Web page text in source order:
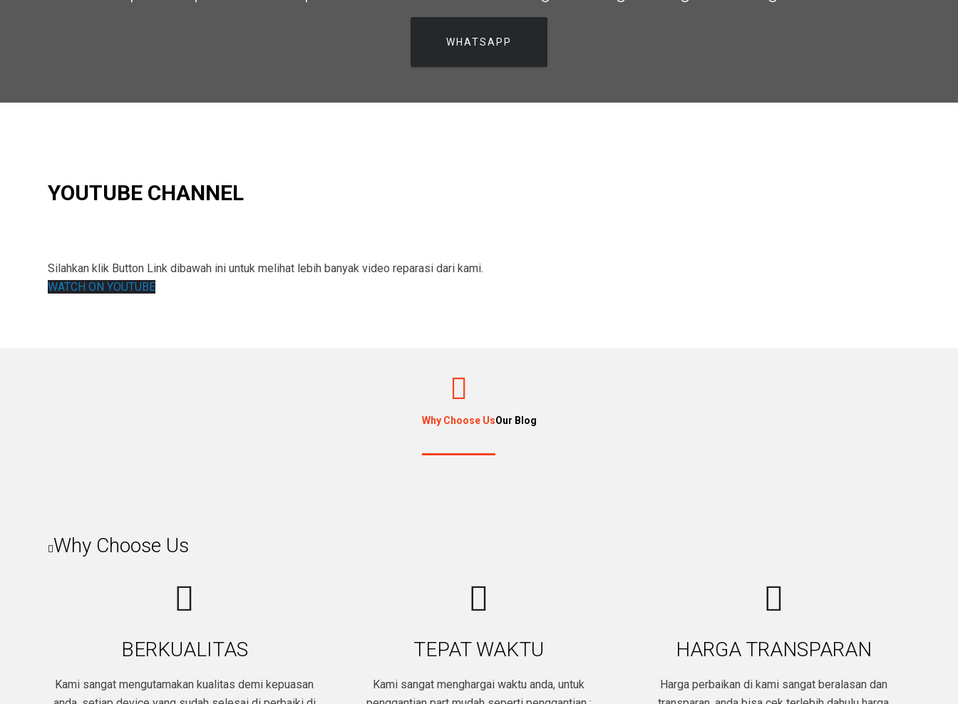
WHATSAPP
YOUTUBE CHANNEL
Silahkan klik Button Link dibawah ini untuk melihat lebih banyak video reparasi dari kami.
WATCH ON YOUTUBE
Why Choose UsOur Blog
Why Choose Us
BERKUALITAS
Kami sangat mengutamakan kualitas demi kepuasan
TEPAT WAKTU
Kami sangat menghargai waktu anda, untuk
HARGA TRANSPARAN
Harga perbaikan di kami sangat beralasan dan